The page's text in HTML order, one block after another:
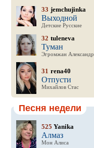
33 jemchujinka
Выходной
Детские Русские
32 tuleneva
Туман
Эгромжан Александр
31 rena40
Отпусти
Михайлов Стас
Песня недели
525 Yanika
Алмаз
Мон Алиса